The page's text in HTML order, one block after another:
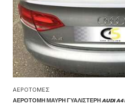
ΑΕΡΟΤΟΜΈΣ
ΑΕΡΟΤΟΜΉ ΜΑΎΡΗ ΓΥΑΛΙΣΤΕΡΉ AUDI A4